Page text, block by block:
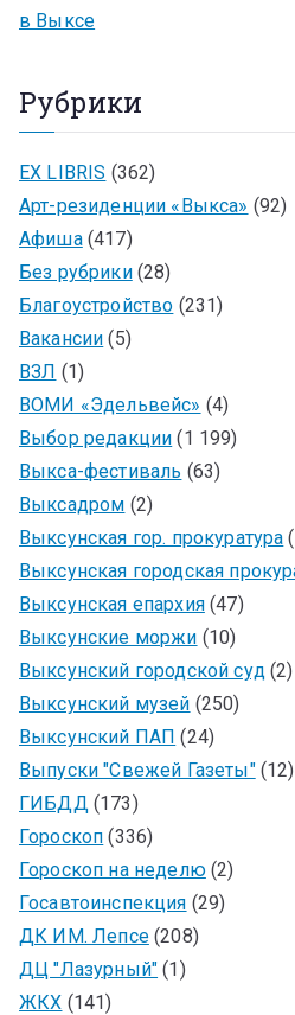
в Выксе
Рубрики
EX LIBRIS (362)
Арт-резиденции «Выкса» (92)
Афиша(417)
Без рубрики(28)
Благоустройство (231)
Вакансии (5)
ВЗЛ (1)
ВОМИ «Эдельвейс» (4)
Выбор редакции (1 199)
Выкса-фестиваль (63)
Выксадром (2)
Выксунская гор. прокуратура
Выксунская городская
Выксунская епархия(47)
Выксунские моржи (10)
Выксунский городской суд (2)
Выксунский музей (250)
Выксунский ПАП (24)
Выпуски "Свежей Газеты"(12)
ГИБДД (173)
Гороскоп (336)
Гороскоп на неделю(2)
Госавтоинспекция (29)
ДК ИМ. Лепсе(208)
ДЦ "Лазурный" (1)
ЖКХ (141)